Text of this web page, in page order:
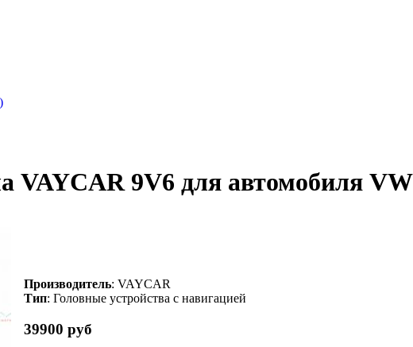
9V6 для автомобиля
Производитель: VAYCAR
Тип: Головные устройства с навигацией
39900 руб